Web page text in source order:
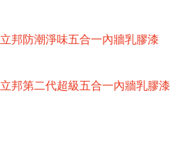
立邦防潮淨味五合一內牆乳膠漆
立邦第二代超級五合一內牆乳膠漆